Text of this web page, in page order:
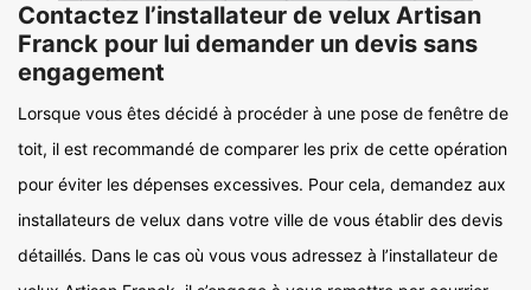
Contactez l’installateur de velux Artisan
Franck pour lui demander un devis sans
engagement
Lorsque vous êtes décidé à procéder à une pose de fenêtre de
toit, il est recommandé de comparer les prix de cette opération
pour éviter les dépenses excessives. Pour cela, demandez aux
installateurs de velux dans votre ville de vous établir des devis
détaillés. Dans le cas où vous vous adressez à l’installateur de